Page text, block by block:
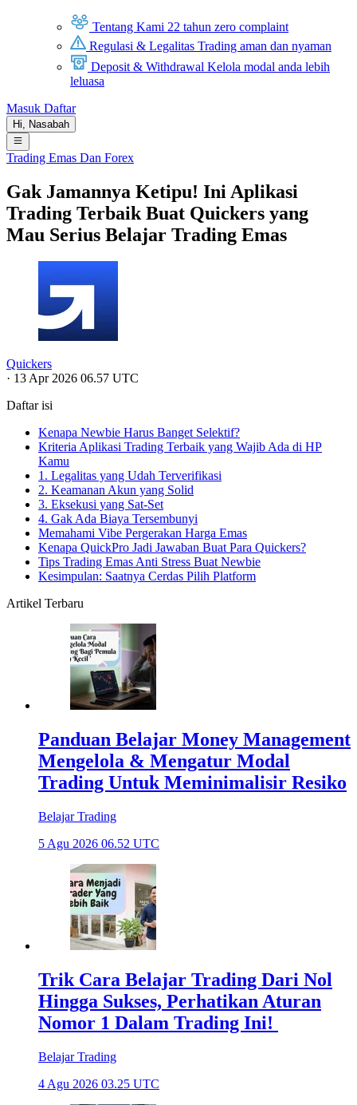
Tentang Kami 22 tahun zero complaint
Regulasi & Legalitas Trading aman dan nyaman
Deposit & Withdrawal Kelola modal anda lebih
leluasa
Masuk Daftar
Hi, Nasabah
Trading Emas Dan Forex
Gak Jamannya Ketipu! Ini Aplikasi
Trading Terbaik Buat Quickers yang
Mau Serius Belajar Trading Emas
Quickers
· 13 Apr 2026 06.57 UTC
Daftar isi
Kenapa Newbie Harus Banget Selektif?
Kriteria Aplikasi Trading Terbaik yang Wajib Ada di HP
Kamu
1. Legalitas yang Udah Terverifikasi
2. Keamanan Akun yang Solid
3. Eksekusi yang Sat-Set
4. Gak Ada Biaya Tersembunyi
Memahami Vibe Pergerakan Harga Emas
Kenapa QuickPro Jadi Jawaban Buat Para Quickers?
Tips Trading Emas Anti Stress Buat Newbie
Kesimpulan: Saatnya Cerdas Pilih Platform
Artikel Terbaru
Panduan Belajar Money Management
Mengelola & Mengatur Modal
Trading Untuk Meminimalisir Resiko
Belajar Trading
5 Agu 2026 06.52 UTC
Trik Cara Belajar Trading Dari Nol
Hingga Sukses, Perhatikan Aturan
Nomor 1 Dalam Trading Ini!
Belajar Trading
4 Agu 2026 03.25 UTC